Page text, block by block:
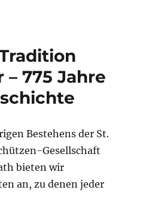
775 Jahre
Bestehens der St.
Gesellschaft
bieten wir
an, zu denen jeder